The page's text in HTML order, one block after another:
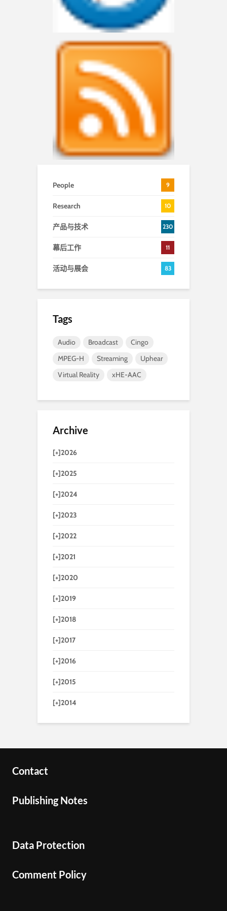
People 9
Research 10
产品与技术 230
幕后工作 11
活动与展会 83
Tags
Audio Broadcast
Cingo
MPEG-H
Streaming
Uphear
Virtual Reality
xHE-AAC
Archive
[+]2026
[+]2025
[+]2024
[+]2023
[+]2022
[+]2021
[+]2020
[+]2019
[+]2018
[+]2017
[+]2016
[+]2015
[+]2014
Contact
Publishing Notes
Data Protection
Comment Policy